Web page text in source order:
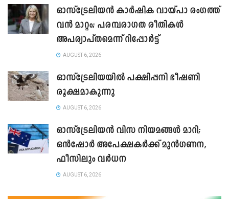
ഓസ്‌ട്രേലിയൻ കാർഷിക വായ്പാ രംഗത്ത്
വൻ മാറ്റം; പരമ്പരാഗത രീതികൾ
അപര്യാപ്തമെന്ന് റിപ്പോർട്ട്
AUGUST 6, 2026
ഓസ്ട്രേലിയയിൽ പക്ഷിപ്പനി ഭീഷണി
രൂക്ഷമാകുന്നു
AUGUST 6, 2026
ഓസ്‌ട്രേലിയൻ വിസ നിയമങ്ങൾ മാറി;
ഒൻഷോർ അപേക്ഷകർക്ക് മുൻഗണന,
ഫീസിലും വർധന
AUGUST 6, 2026